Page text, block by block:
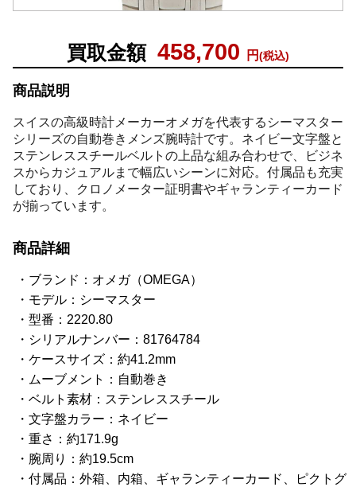
買取金額 458,700 円(税込)
商品説明
スイスの高級時計メーカーオメガを代表するシーマスター
シリーズの自動巻きメンズ腕時計です。ネイビー文字盤と
ステンレススチールベルトの上品な組み合わせで、ビジネ
スからカジュアルまで幅広いシーンに対応。付属品も充実
しており、クロノメーター証明書やギャランティーカード
が揃っています。
商品詳細
ブランド：オメガ（OMEGA）
モデル：シーマスター
型番：2220.80
シリアルナンバー：81764784
ケースサイズ：約41.2mm
ムーブメント：自動巻き
ベルト素材：ステンレススチール
文字盤カラー：ネイビー
重さ：約171.9g
腕周り：約19.5cm
付属品：外箱、内箱、ギャランティーカード、ピクトグ